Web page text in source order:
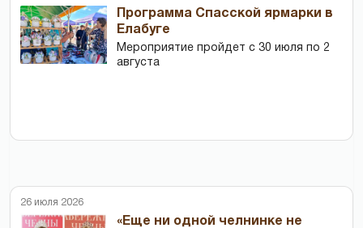
Программа Спасской ярмарки в
Елабуге
Мероприятие пройдет с 30 июля по 2
августа
26 июля 2026
«Еще ни одной челнинке не